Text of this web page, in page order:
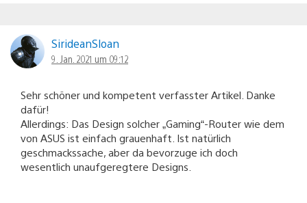
SirideanSloan
9. Jan. 2021 um 09:12
Sehr schöner und kompetent verfasster Artikel. Danke
dafür!
Allerdings: Das Design solcher „Gaming“-Router wie dem
von ASUS ist einfach grauenhaft. Ist natürlich
geschmackssache, aber da bevorzuge ich doch
wesentlich unaufgeregtere Designs.